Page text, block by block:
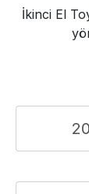
İkinci El